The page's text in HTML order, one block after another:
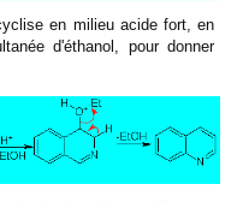
en milieu acide fort, en
d'éthanol, pour donner